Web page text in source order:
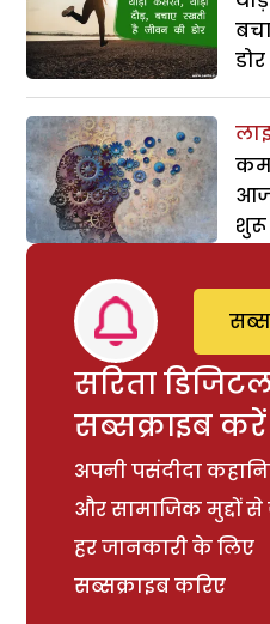
डोर
आज
सरिता
सब्सक्राइब करें
अपनी पसंदीदा
और सामाजिक मुद्दों से
हर जानकारी के लिए
सब्सक्राइब करिए